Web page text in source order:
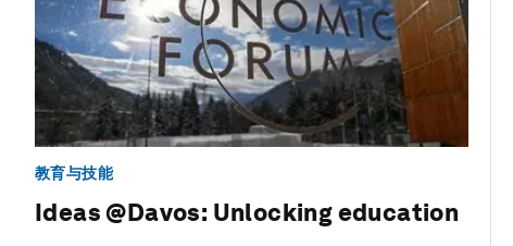
教育与技能
Ideas @Davos: Unlocking education